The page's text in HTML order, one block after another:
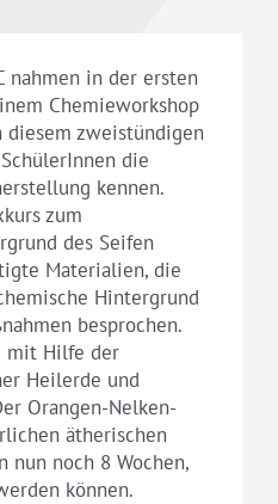
nahmen in der ersten
Chemieworkshop
diesem zweistündigen
die
kennen.
zum
des Seifen
Materialien, die
Hintergrund
besprochen.
mit Hilfe der
Heilerde und
Orangen-Nelken-
ätherischen
nun noch 8 Wochen,
können.